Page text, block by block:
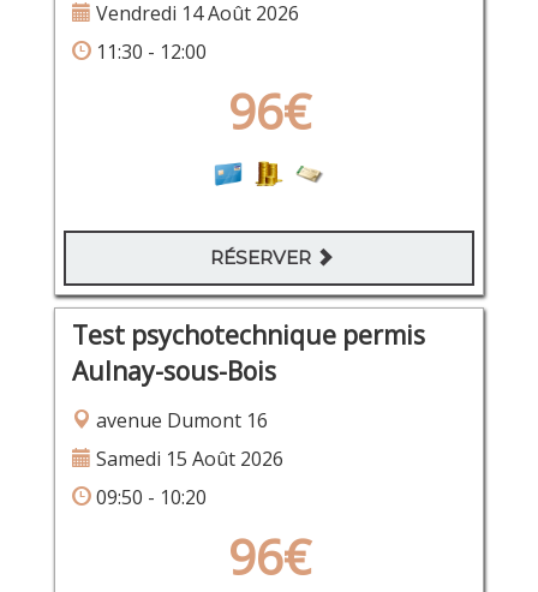
Vendredi 14 Août 2026
11:30 - 12:00
96€
RÉSERVER
Test psychotechnique permis
Aulnay-sous-Bois
avenue Dumont 16
Samedi 15 Août 2026
09:50 - 10:20
96€